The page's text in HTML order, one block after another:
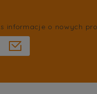
informacje o nowych